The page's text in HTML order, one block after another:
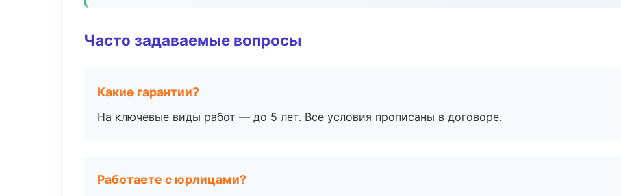
Часто задаваемые вопросы
Какие гарантии?
На ключевые виды работ — до 5 лет. Все условия прописаны в договоре.
Работаете с юрлицами?